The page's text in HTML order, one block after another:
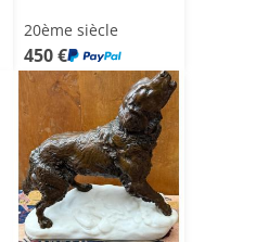
20ème siècle
450 €